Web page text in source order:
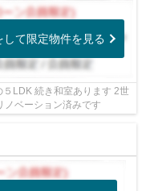
して限定物件を見る
LDK 続き和室あります 2世
ノベーション済みです